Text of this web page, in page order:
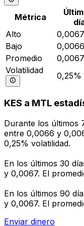
Métrica
Alto
0,0067
Bajo
0,0066
Promedio
0,0067
Volatilidad
0,25%
KES a MTL
Durante los últimos
entre 0,0066 y
0,25% volatilidad.
En los últimos 30
y 0,0067. El
En los últimos 90
y 0,0067. El
Enviar dinero